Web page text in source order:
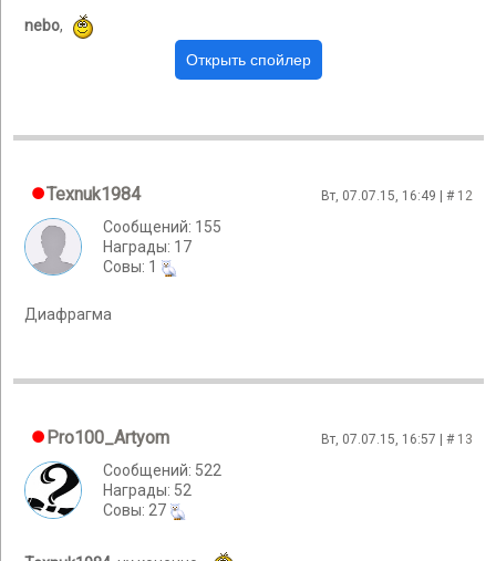
nebo,
Texnuk1984 Вт, 07.07.15, 16:49 | # 12
Сообщений: 155
Награды: 17
Cовы: 1
Диафрагма
Pro100_Artyom Вт, 07.07.15, 16:57 | # 13
Сообщений: 522
Награды: 52
Cовы: 27